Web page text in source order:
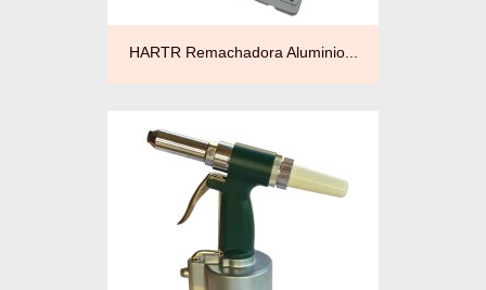
HARTR Remachadora Aluminio...